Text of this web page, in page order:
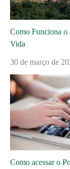
Como Funciona o
Vida
30 de março de
Como acessar o